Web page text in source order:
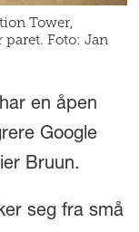
Tower,
paret. Foto: Jan
en åpen
Google
Bruun.
seg fra små